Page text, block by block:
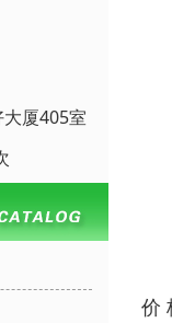
厦405室
价